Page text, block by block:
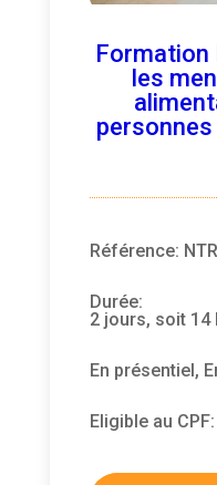
Formation
les
Référence:
Durée:
2 jours, soit 14
En présentiel,
Eligible au CPF: